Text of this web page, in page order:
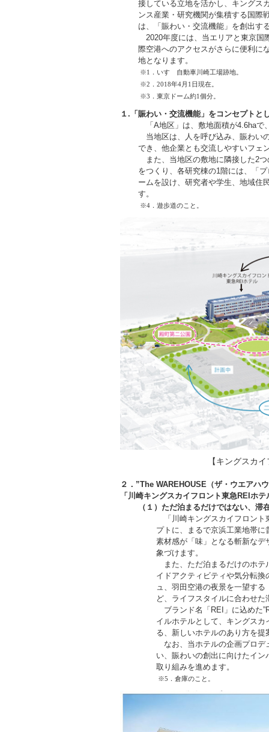
接している立地を活かし、キングス
ンス産業・研究機関が集積する国際
は、「賑わい・交流機能」を創出す
2020年度には、当エリアと東京国
際空港へのアクセスがさらに便利に
地となります。
※1．いすゞ自動車川崎工場跡地。
※2．2018年4月1日現在。
※3．東京ドーム約1個分。
１. 「賑わい・交流機能」をコンセプトと
「A地区」は、敷地面積が4.6haで
当地区は、人を呼び込み、賑わい
でき、他企業とも交流しやすいフェ
また、当地区の敷地に隣接した2
をつくり、各研究棟の1階には、「
ームを設け、研究者や学生、地域住
す。
※4．遊歩道のこと。
【キングスカ
２． ”The WAREHOUSE （ザ・ウエアハ
「川崎キングスカイフロント東急REIホテ
（１）ただ泊まるだけではない、
「川崎キングスカイフロント
プトに、まるで京浜工業地帯
素材感が「味」となる斬新な
象づけます。
また、ただ泊まるだけのホテ
イドアクティビティや気分転
ュ、羽田空港の夜景を一望す
ど、ライフスタイルに合わせ
ブランド名「REI」に込めた
イルホテルとして、キングス
る、新しいホテルのあり方を提
なお、当ホテルの企画プロデ
い、賑わいの創出に向けたイ
取り組みを進めます。
※5．倉庫のこと。